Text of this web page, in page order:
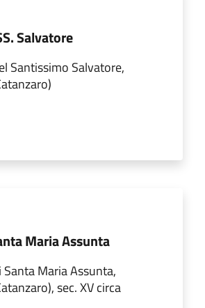
Salvatore
Santissimo Salvatore,
Maria Assunta
Maria Assunta,
sec. XV circa